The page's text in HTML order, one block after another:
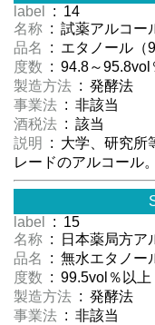
label
: 14
名称 : 試薬アルコー
品名
: エタノール（
度数 : 94.8～95.8vol
製造方法 : 発酵法
事業法 : 非該当
酒税法 : 該当
説明
: 大学、研究所
レードのアルコール
label
: 15
名称 : 日本薬局方ア
品名
: 無水エタノー
度数 : 99.5vol％以上
製造方法 : 発酵法
事業法 : 非該当